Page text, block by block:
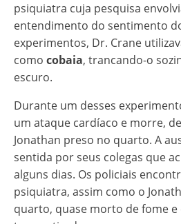
psiquiatra cuja pesquisa
entendimento do sentimento
experimentos, Dr. Crane
como cobaia, trancando-o
escuro.
Durante um desses
um ataque cardíaco e morre,
Jonathan preso no quarto. A
sentida por seus colegas que
alguns dias. Os policiais
psiquiatra, assim como o
quarto, quase morto de fome